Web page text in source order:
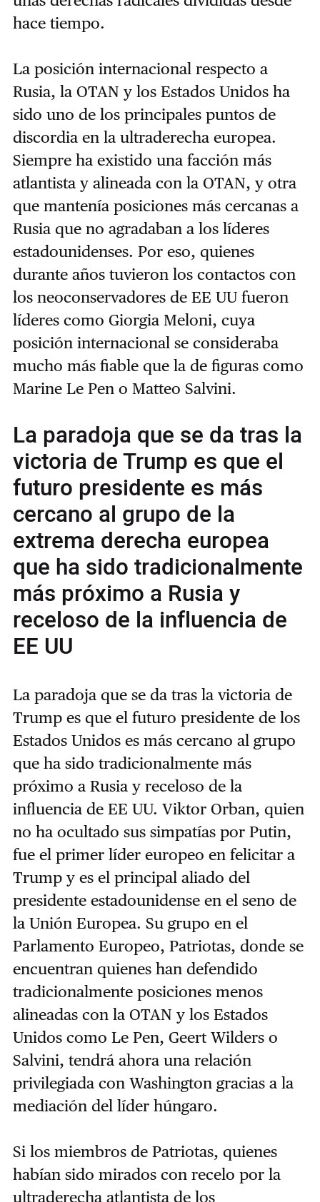
hace tiempo.
La posición internacional respecto a
Rusia, la OTAN y los Estados Unidos ha
sido uno de los principales puntos de
discordia en la ultraderecha europea.
Siempre ha existido una facción más
atlantista y alineada con la OTAN, y otra
que mantenía posiciones más cercanas a
Rusia que no agradaban a los líderes
estadounidenses. Por eso, quienes
durante años tuvieron los contactos con
los neoconservadores de EE UU fueron
líderes como Giorgia Meloni, cuya
posición internacional se consideraba
mucho más fiable que la de figuras como
Marine Le Pen o Matteo Salvini.
La paradoja que se da tras la
victoria de Trump es que el
futuro presidente es más
cercano al grupo de la
extrema derecha europea
que ha sido tradicionalmente
más próximo a Rusia y
receloso de la influencia de
EE UU
La paradoja que se da tras la victoria de
Trump es que el futuro presidente de los
Estados Unidos es más cercano al grupo
que ha sido tradicionalmente más
próximo a Rusia y receloso de la
influencia de EE UU. Viktor Orban, quien
no ha ocultado sus simpatías por Putin,
fue el primer líder europeo en felicitar a
Trump y es el principal aliado del
presidente estadounidense en el seno de
la Unión Europea. Su grupo en el
Parlamento Europeo, Patriotas, donde se
encuentran quienes han defendido
tradicionalmente posiciones menos
alineadas con la OTAN y los Estados
Unidos como Le Pen, Geert Wilders o
Salvini, tendrá ahora una relación
privilegiada con Washington gracias a la
mediación del líder húngaro.
Si los miembros de Patriotas, quienes
habían sido mirados con recelo por la
ultraderecha atlantista de los